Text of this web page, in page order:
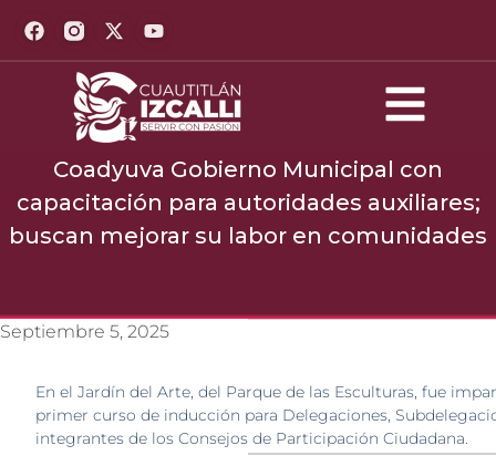
Coadyuva Gobierno Municipal con
capacitación para autoridades auxiliares;
buscan mejorar su labor en comunidades
Septiembre 5, 2025
En el Jardín del Arte, del Parque de las Esculturas, fue
primer curso de inducción para Delegaciones,
integrantes de los Consejos de Participación Ciudadana.